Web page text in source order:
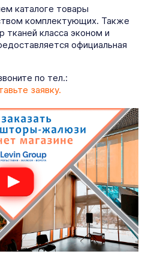
каталоге товары
комплектующих. Также
класса эконом и
официальная
по тел.:
заявку.